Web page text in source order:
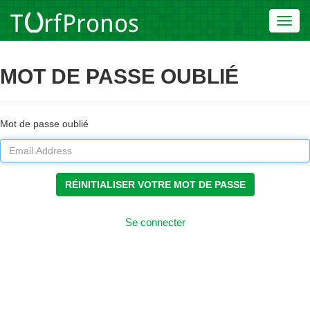
MOT DE PASSE OUBLIÉ
Mot de passe oublié
RÉINITIALISER VOTRE MOT DE PASSE
Se connecter